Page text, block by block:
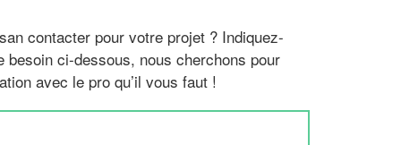
contacter pour votre projet ? Indiquez-
besoin ci-dessous, nous cherchons pour
avec le pro qu’il vous faut !